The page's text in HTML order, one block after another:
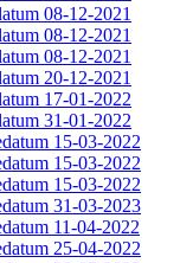
08-12-2021
08-12-2021
08-12-2021
20-12-2021
17-01-2022
31-01-2022
15-03-2022
15-03-2022
15-03-2022
31-03-2023
11-04-2022
25-04-2022